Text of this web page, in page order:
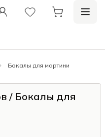
Бокалы для мартини
/ Бокалы для